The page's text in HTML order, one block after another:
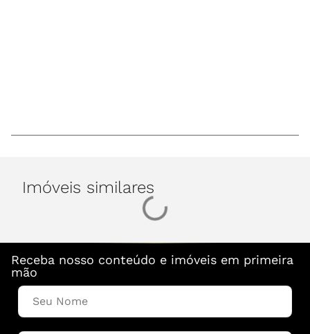
Imóveis similares
Receba nosso conteúdo e imóveis em primeira
mão